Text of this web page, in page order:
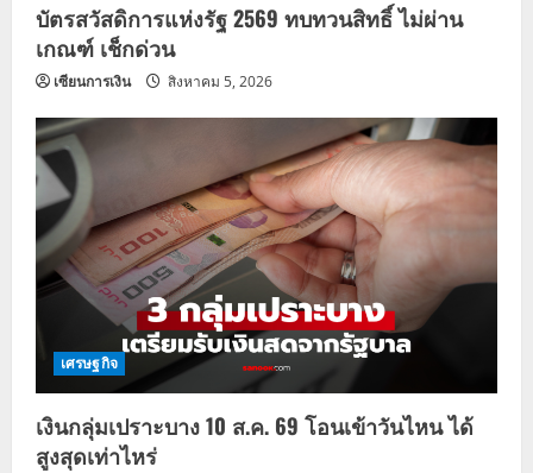
บัตรสวัสดิการแห่งรัฐ 2569 ทบทวนสิทธิ์ ไม่ผ่าน
เกณฑ์ เช็กด่วน
เซียนการเงิน สิงหาคม 5, 2026
เศรษฐกิจ
เงินกลุ่มเปราะบาง 10 ส.ค. 69 โอนเข้าวันไหน ได้
สูงสุดเท่าไหร่